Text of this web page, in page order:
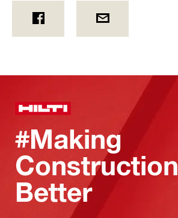
#Making
Construction
Better